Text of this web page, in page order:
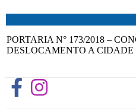
PORTARIA N° 173/2018 –
DESLOCAMENTO A